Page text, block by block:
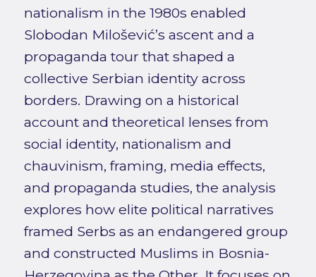
nationalism in the 1980s enabled
Slobodan Milošević’s ascent and a
propaganda tour that shaped a
collective Serbian identity across
borders. Drawing on a historical
account and theoretical lenses from
social identity, nationalism and
chauvinism, framing, media effects,
and propaganda studies, the analysis
explores how elite political narratives
framed Serbs as an endangered group
and constructed Muslims in Bosnia-